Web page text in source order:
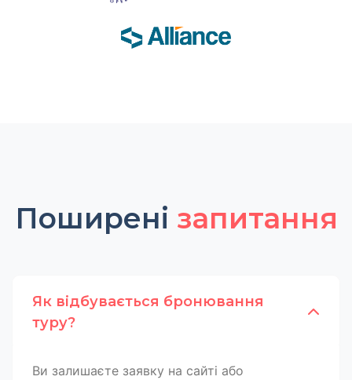
Поширені запитання
Як відбувається бронювання
туру?
Ви залишаєте заявку на сайті або